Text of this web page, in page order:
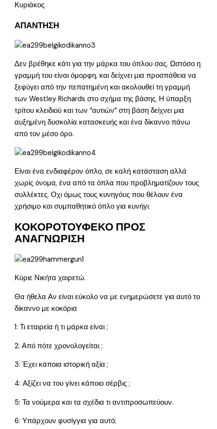
Κυριάκος
ΑΠΑΝΤΗΣΗ
Δεν βρέθηκε κάτι για την μάρκα του όπλου σας. Ωστόσο η
γραμμή του είναι όμορφη, και δείχνει μια προσπάθεια να
ξεφύγει από την πεπατημένη και ακολουθεί τη γραμμή
των Westley Richards στο σχήμα της βάσης. Η ύπαρξη
τρίτου κλειδιού και των “αυτιών” στη βάση δείχνει μια
αυξημένη δυσκολία κατασκευής και ένα δίκαννο πάνω
από τον μέσο όρο.
Είναι ένα ενδιαφέρον όπλο, σε καλή κατάσταση αλλά
χωρίς όνομα, ένα από τα όπλα που προβληματίζουν τους
συλλέκτες. Οχι όμως τους κυνηγόυς που θέλουν ένα
χρήσιμο και συμπαθητικό όπλο για κυνήγι.
ΚΟΚΟΡΟΤΟΥΦΕΚΟ ΠΡΟΣ
ΑΝΑΓΝΩΡΙΣΗ
Κύριε Νικήτα χαιρετώ.
Θα ήθελα Αν είναι εύκολο να με ενημερώσετε για αυτό το
δίκαννο με κοκόρια
1: Τι εταιρεία ή τι μάρκα είναι ;
2: Από πότε χρονολογείται ;
3: Έχει κάποια ιστορική αξία ;
4: Αξίζει να του γίνει κάποιο σέρβις ;
5: Τα νούμερα και τα σχέδια τι αντιπροσωπεύουν.
6: Υπάρχουν φυσίγγια για αυτό;